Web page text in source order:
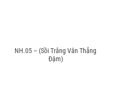
NH.05 – (Sồi Trắng Vân Thẳng
Đậm)